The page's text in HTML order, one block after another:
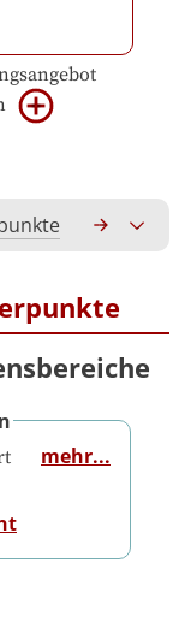
mehr...